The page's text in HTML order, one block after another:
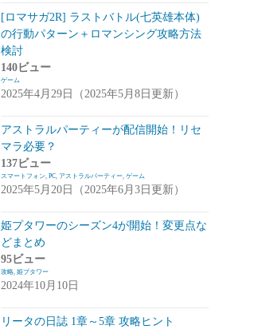
攻略(14)
雑談
崩落のCARNEADES(ホウカル)
攻略情報(5)
雑談(7)
拡張少女系トライナリー(トライナリー)
勇者の飯 (14)
ボーダーブレイク
アスタータタリクス(アスタタ)
イベント事前情報(16)
[ロマサガ2R] ラストバトル(七英雄本体)
の行動パターン＋ロマンシング攻略方法
検討
140ビュー
ゲーム
2025年4月29日（2025年5月8日更新）
アストラルパーティーが配信開始！リセ
マラ必要？
137ビュー
スマートフォン, PC, アストラルパーティー, ゲーム
2025年5月20日（2025年6月3日更新）
姫プタワーのシーズン4が開始！変更点な
どまとめ
95ビュー
攻略, 姫プタワー
2024年10月10日
リータの日誌 1章～5章 攻略ヒント